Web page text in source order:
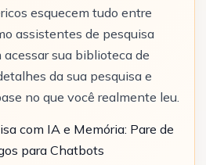
esquecem tudo entre
assistentes de pesquisa
sua biblioteca de
da sua pesquisa e
no que você realmente leu.
com IA e Memória: Pare de
para Chatbots